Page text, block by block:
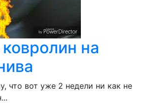
на
что вот уже 2 недели ни как не